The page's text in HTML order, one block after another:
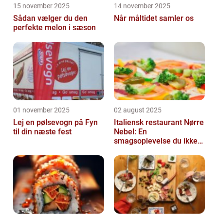
15 november 2025
Sådan vælger du den
perfekte melon i sæson
14 november 2025
Når måltidet samler os
01 november 2025
Lej en pølsevogn på Fyn
til din næste fest
02 august 2025
Italiensk restaurant Nørre
Nebel: En
smagsoplevelse du ikke